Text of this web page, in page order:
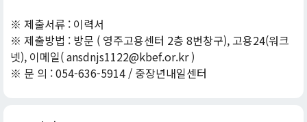
※ 제출서류 : 이력서
※ 제출방법 : 방문 ( 영주고용센터 2층 8번창구), 고용24(워크
넷), 이메일( ansdnjs1122@kbef.or.kr )
※ 문 의 : 054-636-5914 / 중장년내일센터